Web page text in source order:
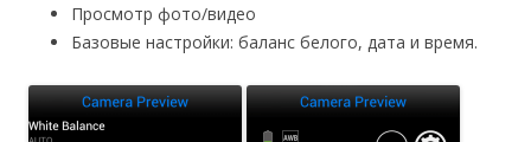
Просмотр фото/видео
Базовые настройки: баланс белого, дата и время.